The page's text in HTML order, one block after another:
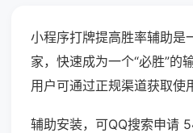
小程序打牌提高胜率辅助是
家，快速成为一个“必胜”的
用户可通过正规渠道获取使
辅助安装，可QQ搜索申请